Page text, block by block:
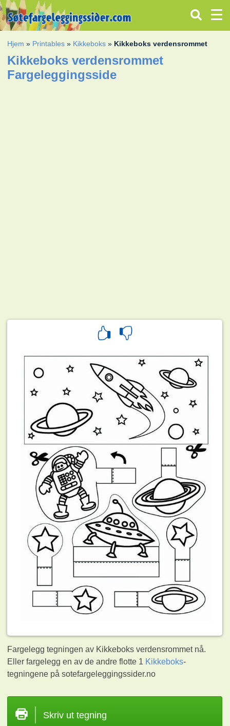
Hjem » Printables » Kikkeboks » Kikkeboks verdensrommet
Kikkeboks verdensrommet
Fargeleggingsside
Fargelegg tegningen av Kikkeboks verdensrommet nå.
Eller fargelegg en av de andre flotte 1 Kikkeboks-
tegningene på sotefargeleggingssider.no
Skriv ut tegning